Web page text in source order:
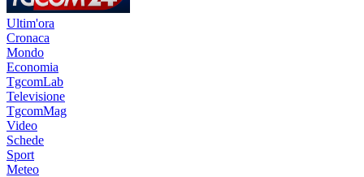
Ultim'ora
Cronaca
Mondo
Economia
TgcomLab
Televisione
TgcomMag
Video
Schede
Sport
Meteo